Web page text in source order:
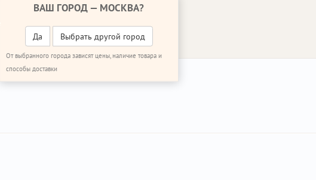
ВАШ ГОРОД — МОСКВА?
Да Выбрать другой город
От выбранного города зависят цены, наличие товара и
способы доставки
+7 (495) 648-64-30
ПЕРЕЗВОНИТЬ МНЕ